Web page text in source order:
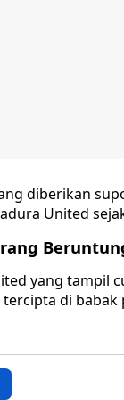
diberikan
United
yang tampil
di